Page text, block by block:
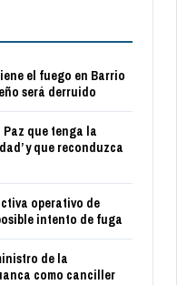
el fuego en Barrio
será derruido
Paz que tenga la
y que reconduzca
operativo de
intento de fuga
de la
como canciller